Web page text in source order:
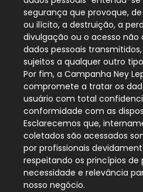
segurança que provoque,
ou ilícito, a destruição, a
divulgação ou o acesso não
dados pessoais
sujeitos a qualquer outro
Por fim, a Campanha Ney
compromete a tratar os
usuário com total
conformidade com as
Esclarecemos que,
coletados são acessados
por profissionais
respeitando os princípios de
necessidade e relevância
nosso negócio.